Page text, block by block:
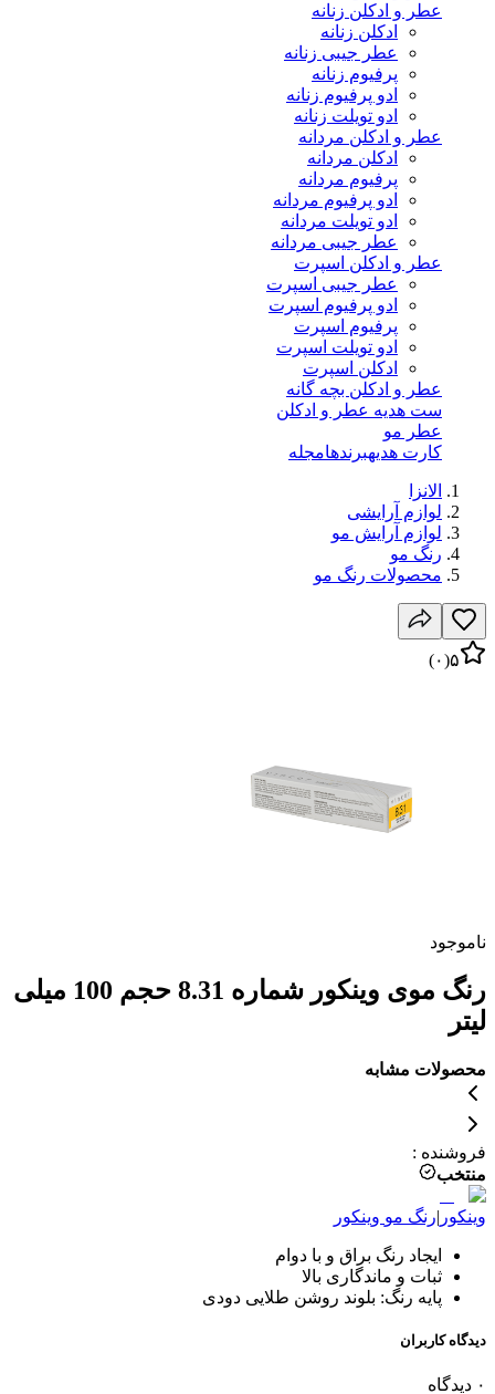
عطر و ادکلن زنانه
ادکلن زنانه
عطر جیبی زنانه
پرفیوم زنانه
ادو پرفیوم زنانه
ادو تویلت زنانه
عطر و ادکلن مردانه
ادکلن مردانه
پرفیوم مردانه
ادو پرفیوم مردانه
ادو تویلت مردانه
عطر جیبی مردانه
عطر و ادکلن اسپرت
عطر جیبی اسپرت
ادو پرفیوم اسپرت
پرفیوم اسپرت
ادو تویلت اسپرت
ادکلن اسپرت
عطر و ادکلن بچه گانه
ست هدیه عطر و ادکلن
عطر مو
کارت هدیهبرندهامجله
الانزا
لوازم آرایشی
لوازم آرایش مو
رنگ مو
محصولات رنگ مو
۵(۰)
ناموجود
رنگ موی وینکور شماره 8.31 حجم 100 میلی
لیتر
محصولات مشابه
فروشنده :
منتخب
وینکور |رنگ مو وینکور
ایجاد رنگ براق و با دوام
ثبات و ماندگاری بالا
پایه رنگ: بلوند روشن طلایی دودی
دیدگاه کاربران
۰ دیدگاه